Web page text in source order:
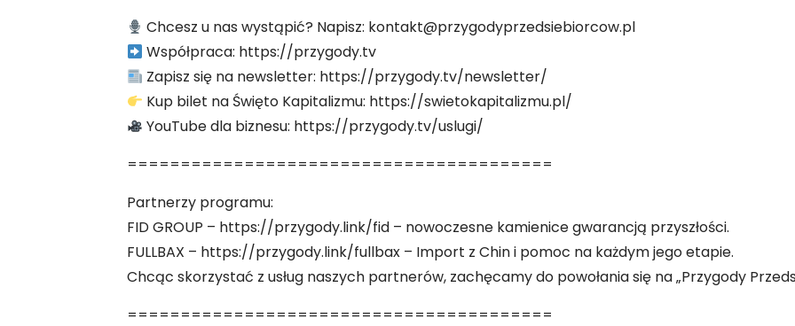
Chcesz u nas wystąpić? Napisz: kontakt@przygodyprzedsiebiorcow.pl
Współpraca: https://przygody.tv
Zapisz się na newsletter: https://przygody.tv/newsletter/
Kup bilet na Święto Kapitalizmu: https://swietokapitalizmu.pl/
YouTube dla biznesu: https://przygody.tv/uslugi/
========================================
Partnerzy programu:
FID GROUP – https://przygody.link/fid – nowoczesne kamienice gwarancją przyszłości.
FULLBAX – https://przygody.link/fullbax – Import z Chin i pomoc na każdym jego etapie.
Chcąc skorzystać z usług naszych partnerów, zachęcamy do powołania się na „Przygody
========================================